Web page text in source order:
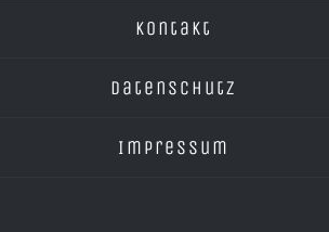
Kontakt
Datenschutz
Impressum